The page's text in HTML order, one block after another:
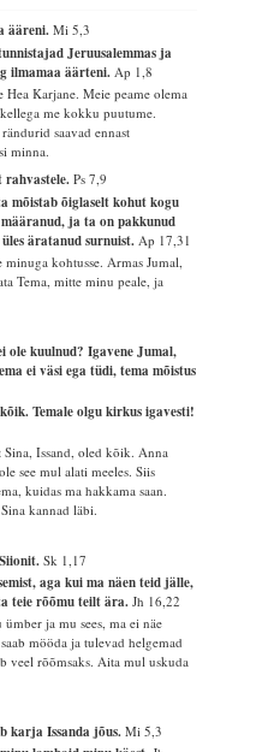
ääreni.Mi 5,3
Jeruusalemmas ja
ilmamaa äärteni.Ap 1,8
Hea Karjane. Meie peame olema
me kokku puutume.
saavad ennast
minna.
rahvastele.Ps 7,9
mõistab õiglaselt kohut kogu
ja ta on pakkunud
üles äratanud surnuist.Ap 17,31
kohtusse. Armas Jumal,
Tema, mitte minu peale, ja
ole kuulnud? Igavene Jumal,
ei väsi ega tüdi, tema mõistus
Temale olgu kirkus igavesti!
Issand, oled kõik. Anna
see mul alati meeles. Siis
kuidas ma hakkama saan.
kannad läbi.
Sk 1,17
aga kui ma näen teid jälle,
teie rõõmu teilt ära.Jh 16,22
ja mu sees, ma ei näe
mööda ja tulevad helgemad
veel rõõmsaks. Aita mul uskuda
karja Issanda jõus.Mi 5,3